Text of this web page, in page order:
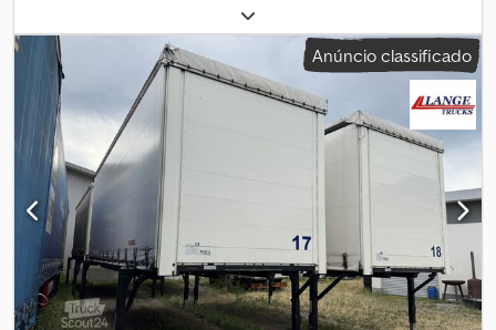
comprimento do espaço de carga:
carga:2 520 mm, Kögel ENCO 74 – Plataforma de Troca Peso
Bruto Permitido: 16.000 kg Peso em Ordem de Marcha: 2.299 kg
Cedozkun Uspfx Afmjrf Com lona lateral Cobertura deslizante
Edscha Portas tipo portão Pés de apoio ajustáveis Altura de apoio:
1,32 m Dimensões da área de carga: C 7,32 m L 2,48 m A 2,52 m
Anúncio classificado